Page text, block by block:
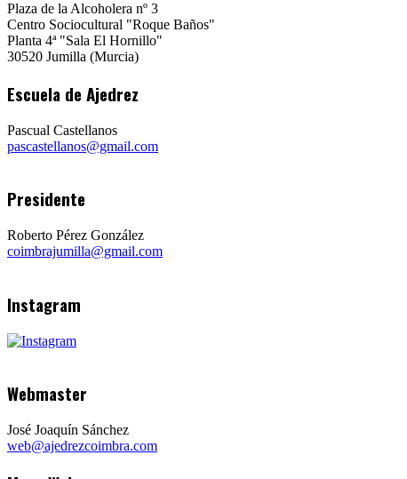
Plaza de la Alcoholera nº 3
Centro Sociocultural "Roque Baños"
Planta 4ª "Sala El Hornillo"
30520 Jumilla (Murcia)
Escuela de Ajedrez
Pascual Castellanos
pascastellanos@gmail.com
Presidente
Roberto Pérez González
coimbrajumilla@gmail.com
Instagram
Webmaster
José Joaquín Sánchez
web@ajedrezcoimbra.com